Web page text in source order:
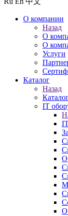
О компании
Назад
О
О
Услуги
Каталог
Назад
IT